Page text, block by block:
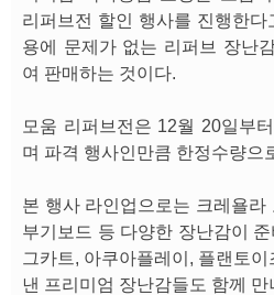
리퍼브전 할인 행사를 진행한
용에 문제가 없는 리퍼브 장난
여 판매하는 것이다.
모움 리퍼브전은 12월 20일부
며 파격 행사인만큼 한정수량으
본 행사 라인업으로는 크레욜라
부기보드 등 다양한 장난감이
그카트, 아쿠아플레이, 플랜토
낸 프리미엄 장난감들도 함께 만